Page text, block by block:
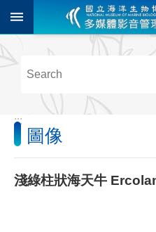
跳到主要內容區塊
階
尋
多
媒
體
檢
:::
圖像
淺綠柱狀海天牛